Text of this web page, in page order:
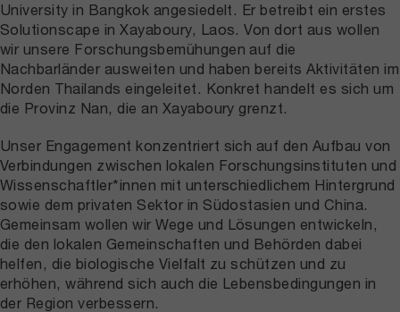
University in Bangkok angesiedelt. Er betreibt ein erstes
Solutionscape in Xayaboury, Laos. Von dort aus wollen
wir unsere Forschungsbemühungen auf die
Nachbarländer ausweiten und haben bereits Aktivitäten im
Norden Thailands eingeleitet. Konkret handelt es sich um
die Provinz Nan, die an Xayaboury grenzt.
Unser Engagement konzentriert sich auf den Aufbau von
Verbindungen zwischen lokalen Forschungsinstituten und
Wissenschaftler*innen mit unterschiedlichem Hintergrund
sowie dem privaten Sektor in Südostasien und China.
Gemeinsam wollen wir Wege und Lösungen entwickeln,
die den lokalen Gemeinschaften und Behörden dabei
helfen, die biologische Vielfalt zu schützen und zu
erhöhen, während sich auch die Lebensbedingungen in
der Region verbessern.